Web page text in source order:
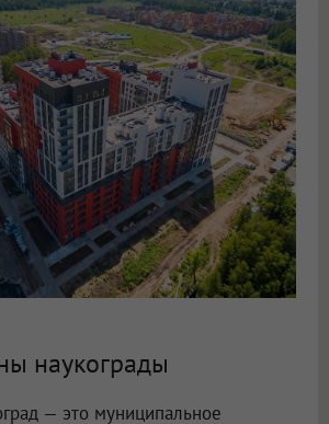
наукограды
— это муниципальное